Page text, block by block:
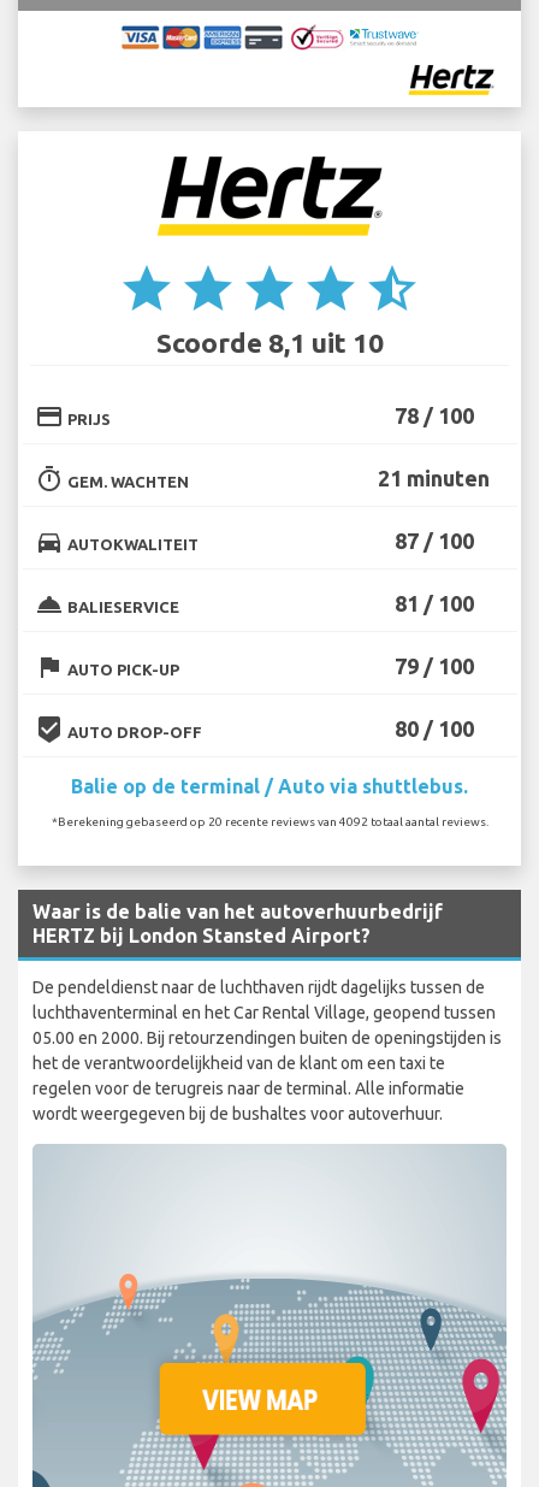
star star star star star_half
Scoorde 8,1 uit 10
credit_card PRIJS 78 / 100
timer GEM. WACHTEN 21 minuten
directions_car AUTOKWALITEIT 87 / 100
room_service BALIESERVICE 81 / 100
flag AUTO PICK-UP 79 / 100
beenhere AUTO DROP-OFF 80 / 100
Balie op de terminal / Auto via shuttlebus.
*Berekening gebaseerd op 20 recente reviews van 4092 totaal aantal reviews.
Waar is de balie van het autoverhuurbedrijf
HERTZ bij London Stansted Airport?
De pendeldienst naar de luchthaven rijdt dagelijks tussen de
luchthaventerminal en het Car Rental Village, geopend tussen
05.00 en 2000. Bij retourzendingen buiten de openingstijden is
het de verantwoordelijkheid van de klant om een taxi te
regelen voor de terugreis naar de terminal. Alle informatie
wordt weergegeven bij de bushaltes voor autoverhuur.